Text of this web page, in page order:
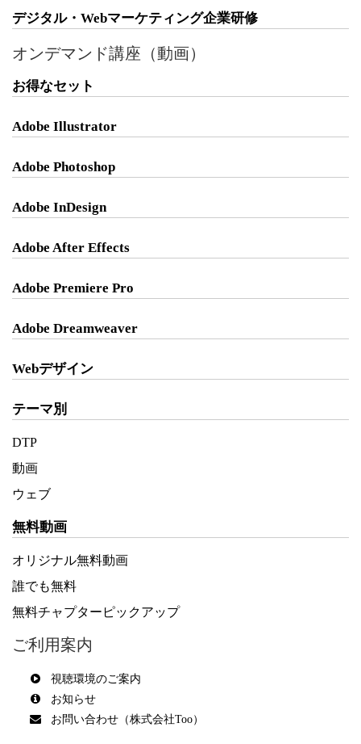
デジタル・Webマーケティング企業研修
オンデマンド講座（動画）
お得なセット
Adobe Illustrator
Adobe Photoshop
Adobe InDesign
Adobe After Effects
Adobe Premiere Pro
Adobe Dreamweaver
Webデザイン
テーマ別
DTP
動画
ウェブ
無料動画
オリジナル無料動画
誰でも無料
無料チャプターピックアップ
ご利用案内
視聴環境のご案内
お知らせ
お問い合わせ（株式会社Too）